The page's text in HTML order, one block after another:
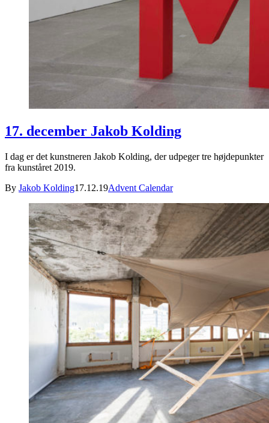
17. december Jakob Kolding
I dag er det kunstneren Jakob Kolding, der udpeger tre højdepunkter
fra kunståret 2019.
By Jakob Kolding17.12.19Advent Calendar